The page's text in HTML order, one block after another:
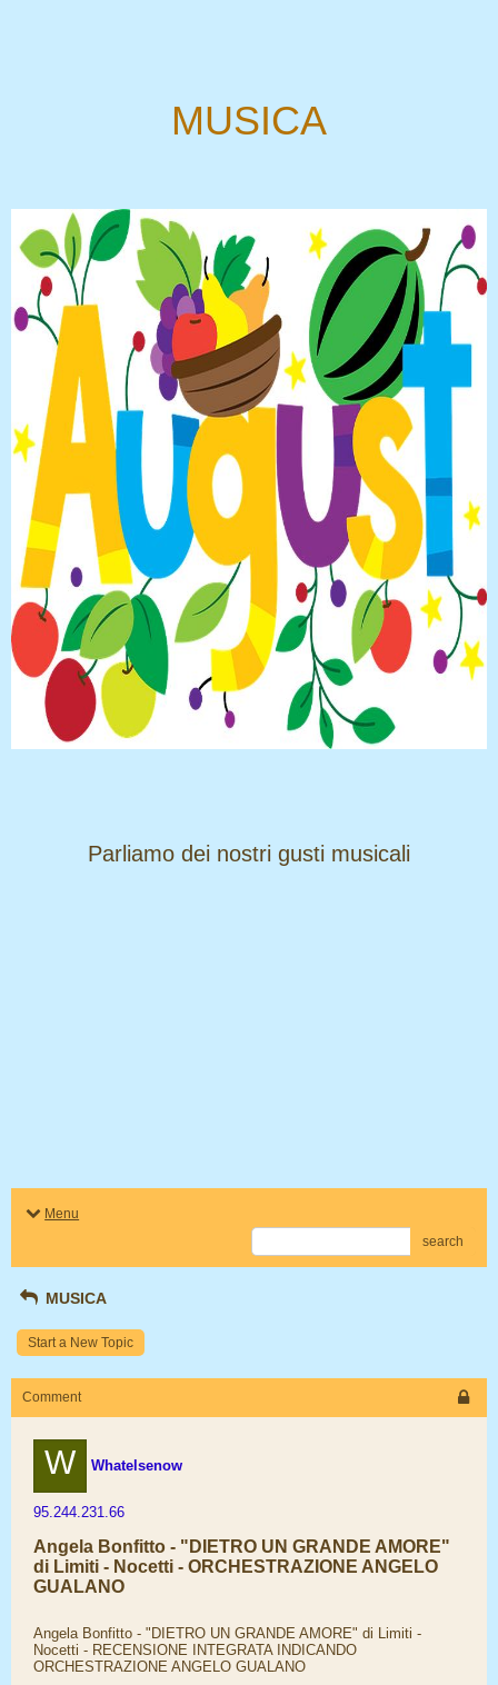
MUSICA
​​​​​​​Parliamo dei nostri gusti musicali
Menu
search
MUSICA
Start a New Topic
Comment
W Whatelsenow
95.244.231.66
Angela Bonfitto - "DIETRO UN GRANDE AMORE"
di Limiti - Nocetti - ORCHESTRAZIONE ANGELO
GUALANO
Angela Bonfitto - "DIETRO UN GRANDE AMORE" di Limiti -
Nocetti - RECENSIONE INTEGRATA INDICANDO
ORCHESTRAZIONE ANGELO GUALANO